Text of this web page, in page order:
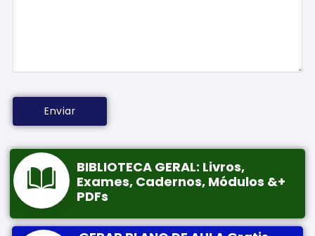
BIBLIOTECA GERAL: Livros,
Exames, Cadernos, Módulos &+
PDFs